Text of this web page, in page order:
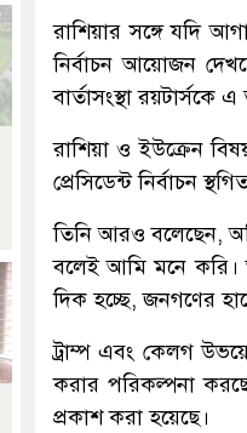
রাশিয়ার সঙ্গে যদি
নির্বাচন আয়োজন
বার্তাসংস্থা রয়টার্সকে
রাশিয়া ও ইউক্রেন
প্রেসিডেন্ট নির্বাচন
তিনি আরও বলেছেন,
বলেই আমি মনে করি।
দিক হচ্ছে, জনগণের
ট্রাম্প এবং কেলগ
করার পরিকল্পনা
প্রকাশ করা হয়েছে।